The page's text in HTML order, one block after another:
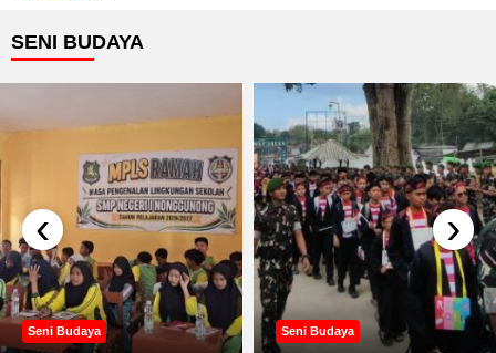
SENI BUDAYA
Seni Budaya Seni Budaya
‹ ›